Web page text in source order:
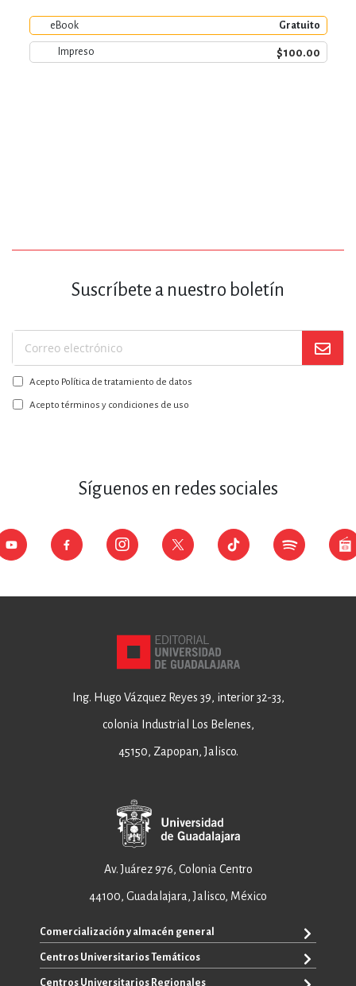
eBook Gratuito
Impreso $100.00
Suscríbete a nuestro boletín
Suscríbase
a
nuestro
boletín:
Acepto Política de tratamiento de datos
Acepto términos y condiciones de uso
Síguenos en redes sociales
Ing. Hugo Vázquez Reyes 39, interior 32-33,
colonia Industrial Los Belenes,
45150, Zapopan, Jalisco.
Av. Juárez 976, Colonia Centro
44100, Guadalajara, Jalisco, México
Comercialización y almacén general
+52 33 3640 6326
+52 33 3640 4595
Centros Universitarios Temáticos
Centros Universitarios Regionales